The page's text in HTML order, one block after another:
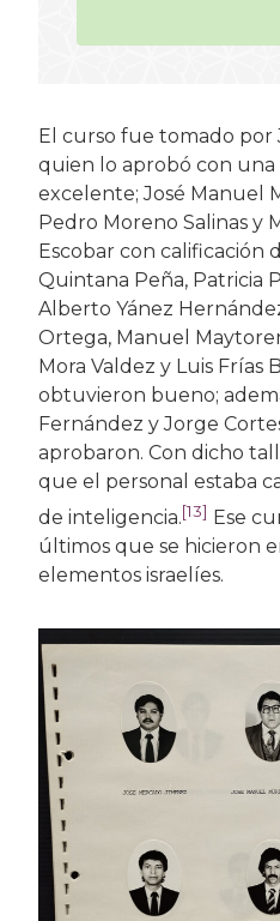
El curso fue tomado por
quien lo aprobó con una
excelente; José Manuel
Pedro Moreno Salinas y
Escobar con calificación
Quintana Peña, Patricia
Alberto Yánez
Ortega, Manuel
Mora Valdez y Luis Frías
obtuvieron bueno;
Fernández y Jorge
aprobaron. Con dicho
que el personal estaba
de inteligencia.[13] Ese
últimos que se hicieron
elementos israelíes.